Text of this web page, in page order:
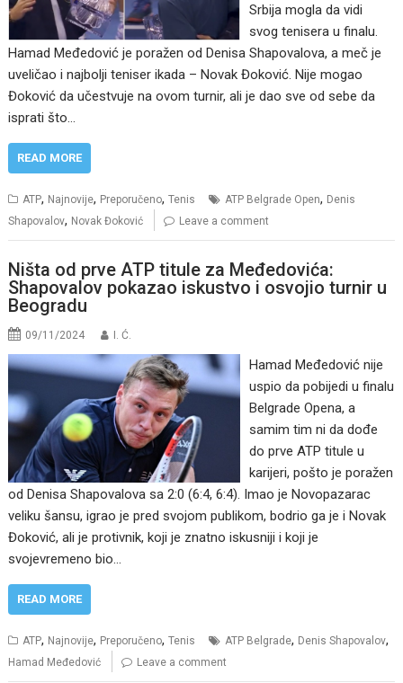
Srbija mogla da vidi
svog tenisera u finalu.
Hamad Međedović je poražen od Denisa Shapovalova, a meč je
uveličao i najbolji teniser ikada – Novak Đoković. Nije mogao
Đoković da učestvuje na ovom turnir, ali je dao sve od sebe da
isprati što…
READ MORE
ATP, Najnovije, Preporučeno,Tenis ATP Belgrade Open, Denis
Shapovalov, Novak Đoković Leave a comment
Ništa od prve ATP titule za Međedovića:
Shapovalov pokazao iskustvo i osvojio turnir u
Beogradu
09/11/2024 I. Ć.
Hamad Međedović nije
uspio da pobijedi u finalu
Belgrade Opena, a
samim tim ni da dođe
do prve ATP titule u
karijeri, pošto je poražen
od Denisa Shapovalova sa 2:0 (6:4, 6:4). Imao je Novopazarac
veliku šansu, igrao je pred svojom publikom, bodrio ga je i Novak
Đoković, ali je protivnik, koji je znatno iskusniji i koji je
svojevremeno bio…
READ MORE
ATP, Najnovije, Preporučeno,Tenis ATP Belgrade, Denis Shapovalov,
Hamad Međedović Leave a comment